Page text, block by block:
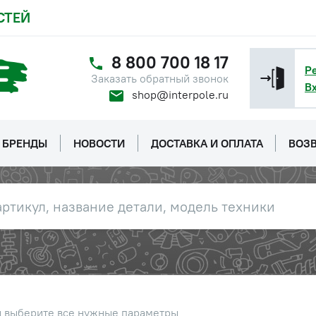
8 800 700 18 17
Заказать обратный звонок
shop@interpole.ru
БРЕНДЫ НОВОСТИ ДОСТАВКА И ОПЛАТА
выберите все нужные параметры
ГОСТ7796-70
консультанту
ГОСТ11371-78
Наличие
Обратитесь к
Наличие
Обратитесь к
консультанту
6Н.6.019 ГОСТ5915-70
Наличие
Обратитесь к
консультанту
Наличие
Цена